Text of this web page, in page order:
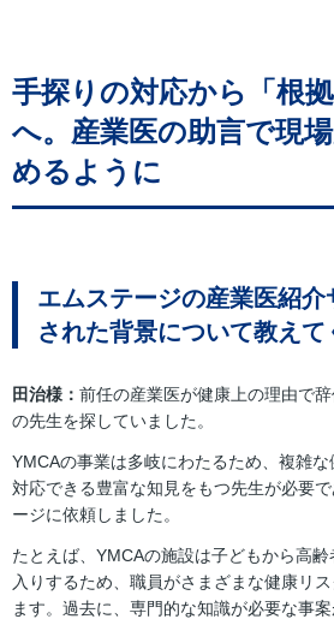
手探りの対応から「根
へ。産業医の助言で現
めるように
エムステージの産業医紹介
された背景について教えて
田治様： 前任の産業医が健康上の理由で
の先生を探していました。
YMCAの事業は多岐にわたるため、複雑
対応できる豊富な知見をもつ先生が必要
ージに依頼しました。
たとえば、YMCAの施設は子どもから高
入りするため、職員がさまざまな健康リ
ます。過去に、専門的な知識が必要な事